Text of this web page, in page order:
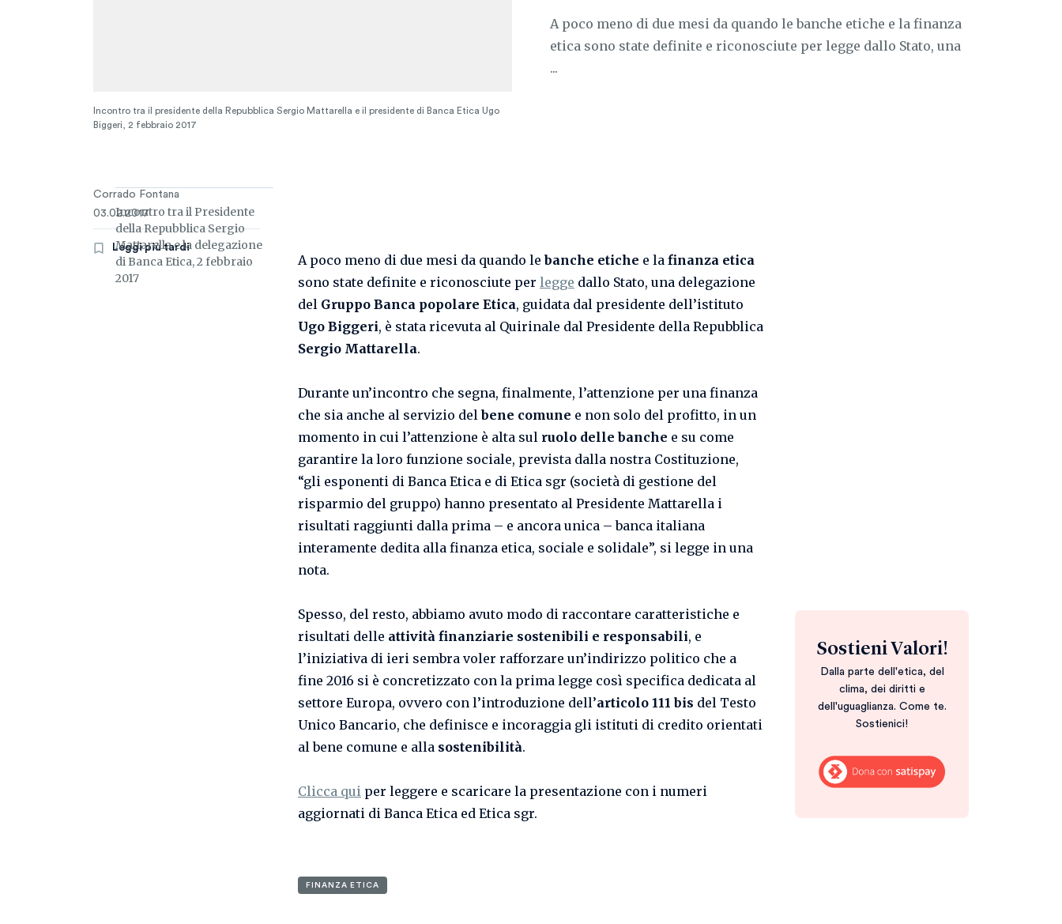
A poco meno di due mesi da quando le banche etiche e la finanza
etica sono state definite e riconosciute per legge dallo Stato, una
...
Incontro tra il presidente della Repubblica Sergio Mattarella e il presidente di Banca Etica Ugo
Biggeri, 2 febbraio 2017
Corrado Fontana
03.02.2017
Leggi più tardi
Incontro tra il Presidente
della Repubblica Sergio
Mattarella e la delegazione
di Banca Etica, 2 febbraio
2017
A poco meno di due mesi da quando lebanche etiche e la finanza etica
sono state definite e riconosciute per legge dallo Stato, una delegazione
del Gruppo Banca popolare Etica, guidata dal presidente dell’istituto
Ugo Biggeri, è stata ricevuta al Quirinale dal Presidente della Repubblica
Sergio Mattarella.
Durante un’incontro che segna, finalmente, l’attenzione per una finanza
che sia anche al servizio delbene comune e non solo del profitto, in un
momento in cui l’attenzione è alta sul ruolo delle banche e su come
garantire la loro funzione sociale, prevista dalla nostra Costituzione,
“gli esponenti di Banca Etica e di Etica sgr (società di gestione del
risparmio del gruppo) hanno presentato al Presidente Mattarella i
risultati raggiunti dalla prima – e ancora unica – banca italiana
interamente dedita alla finanza etica, sociale e solidale”, si legge in una
nota.
Spesso, del resto, abbiamo avuto modo di raccontare caratteristiche e
risultati delle attività finanziarie sostenibili e responsabili, e
l’iniziativa di ieri sembra voler rafforzare un’indirizzo politico che a
fine 2016 si è concretizzato con la prima legge così specifica dedicata al
settore Europa, ovvero con l’introduzione dell’articolo 111 bis del Testo
Unico Bancario, che definisce e incoraggia gli istituti di credito orientati
al bene comune e alla sostenibilità.
Clicca qui per leggere e scaricare la presentazione con i numeri
aggiornati di Banca Etica ed Etica sgr.
FINANZA ETICA
Sostieni Valori!
Dalla parte dell'etica, del
clima, dei diritti e
dell'uguaglianza. Come te.
Sostienici!